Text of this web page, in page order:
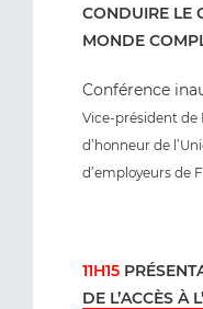
CONDUIRE LE
MONDE
Conférence
Vice-président de
d’honneur de
d’employeurs de
11H15
DE L’ACCÈS À